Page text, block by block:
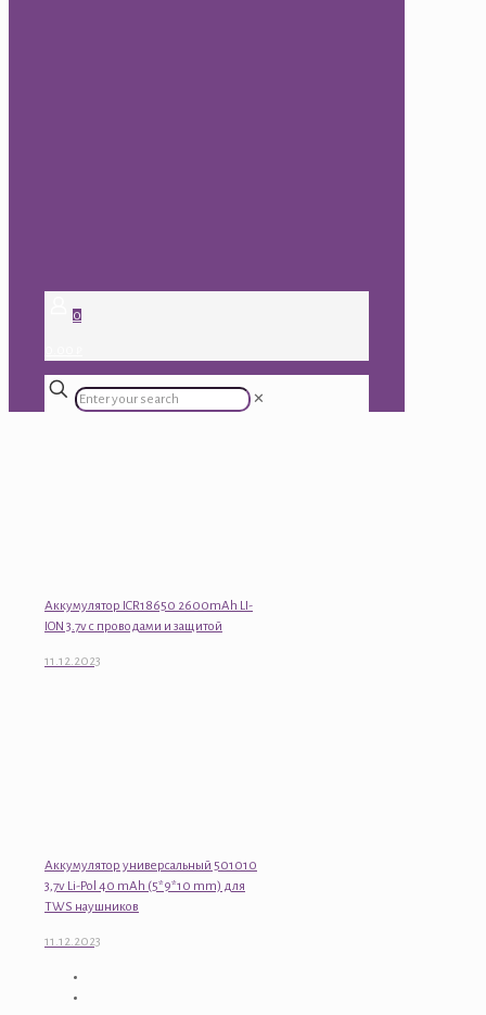
0
✕
Аккумулятор ICR18650 2600mAh LI-
ION 3.7v с проводами и защитой
11.12.2023
Аккумулятор универсальный 501010
3,7v Li-Pol 40 mAh (5*9*10 mm) для
TWS наушников
11.12.2023